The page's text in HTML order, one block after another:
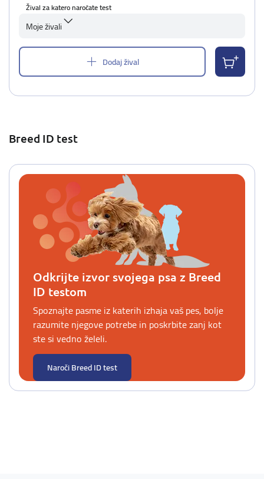
Žival za katero naročate test
Moje živali
Dodaj žival
Breed ID test
Odkrijte izvor svojega psa z Breed
ID testom
Spoznajte pasme iz katerih izhaja vaš pes, bolje
razumite njegove potrebe in poskrbite zanj kot
ste si vedno želeli.
Naroči Breed ID test